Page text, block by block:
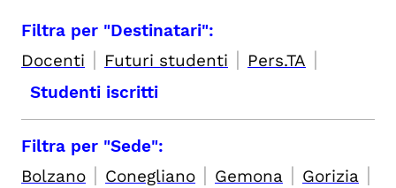
Filtra per "Destinatari":
Docenti | Futuri studenti | Pers.TA |
Studenti iscritti
Filtra per "Sede":
Bolzano | Conegliano | Gemona | Gorizia |